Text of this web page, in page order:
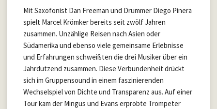
Mit Saxofonist Dan Freeman und Drummer Diego Pinera
spielt Marcel Krömker bereits seit zwölf Jahren
zusammen. Unzählige Reisen nach Asien oder
Südamerika und ebenso viele gemeinsame Erlebnisse
und Erfahrungen schweißten die drei Musiker über ein
Jahrdutzend zusammen. Diese Verbundenheit drückt
sich im Gruppensound in einem faszinierenden
Wechselspiel von Dichte und Transparenz aus. Auf einer
Tour kam der Mingus und Evans erprobte Trompeter